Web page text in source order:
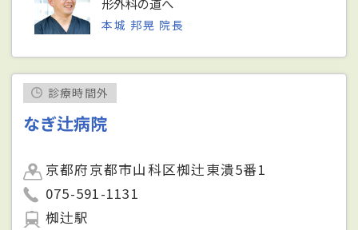
本城 邦晃 院長
診療時間外
なぎ辻病院
京都府京都市山科区椥辻東潰5番1
075-591-1131
椥辻駅